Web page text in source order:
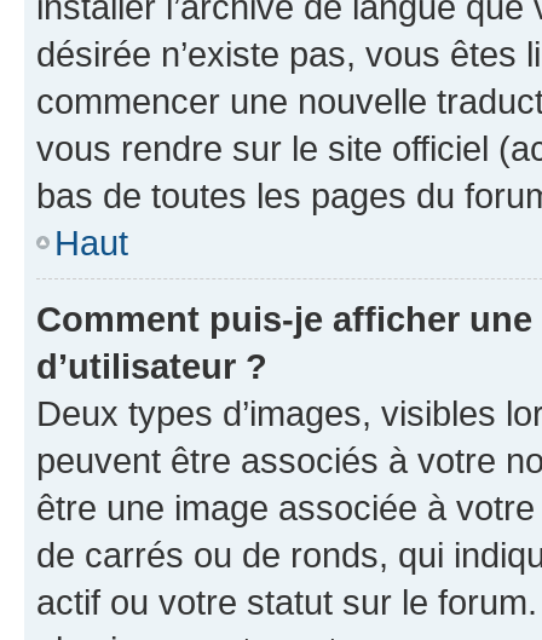
désirée n’existe pas, vous êtes
commencer une nouvelle
vous rendre sur le site officiel
bas de toutes les pages du
Haut
Comment puis-je afficher
d’utilisateur ?
Deux types d’images, visibles
peuvent être associés à votre
être une image associée à
de carrés ou de ronds, qui
actif ou votre statut sur le